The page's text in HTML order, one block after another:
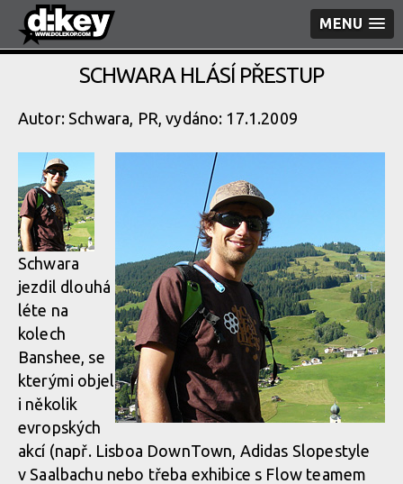
MENU
SCHWARA HLÁSÍ PŘESTUP
Autor: Schwara, PR, vydáno: 17.1.2009
Schwara
jezdil dlouhá
léte na
kolech
Banshee, se
kterými objel
i několik
evropských
akcí (např. Lisboa DownTown, Adidas Slopestyle
v Saalbachu nebo třeba exhibice s Flow teamem